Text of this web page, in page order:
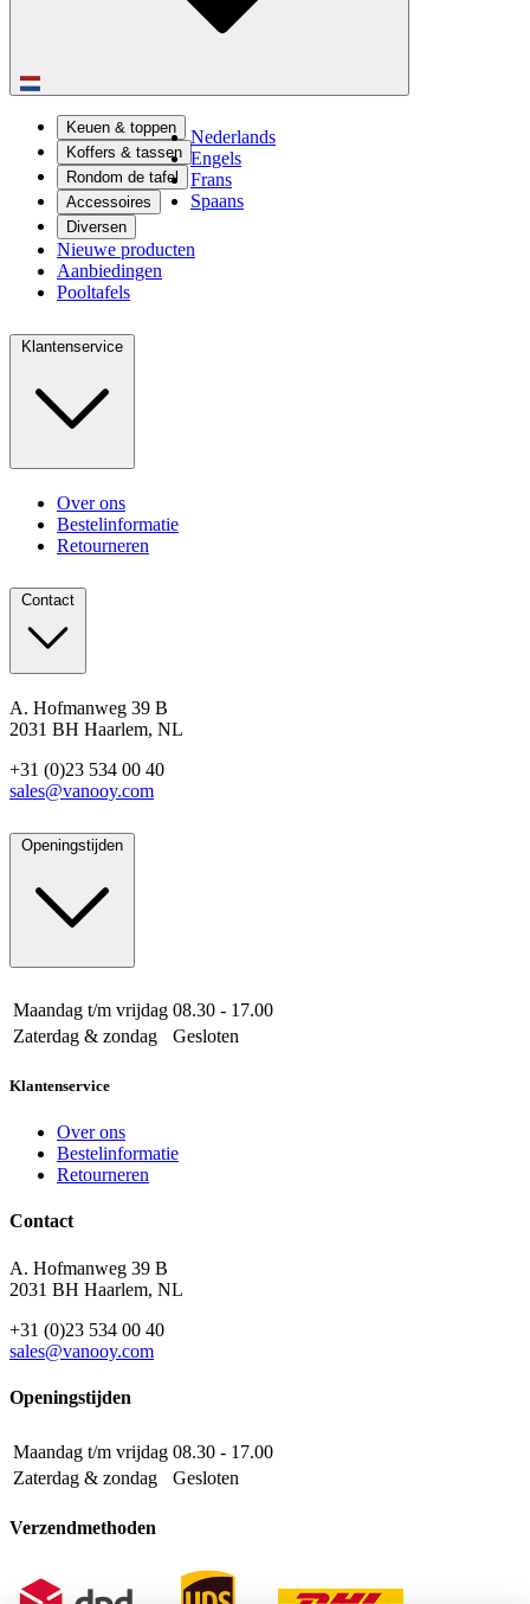
Nederlands
Engels
Frans
Spaans
Keuen & toppen
Koffers & tassen
Rondom de tafel
Accessoires
Diversen
Nieuwe producten
Aanbiedingen
Pooltafels
Klantenservice
Over ons
Bestelinformatie
Retourneren
Contact
A. Hofmanweg 39 B
2031 BH Haarlem, NL
+31 (0)23 534 00 40
sales@vanooy.com
Openingstijden
Maandag t/m vrijdag 08.30 - 17.00
Zaterdag & zondag
Gesloten
Klantenservice
Over ons
Bestelinformatie
Retourneren
Contact
A. Hofmanweg 39 B
2031 BH Haarlem, NL
+31 (0)23 534 00 40
sales@vanooy.com
Openingstijden
Maandag t/m vrijdag 08.30 - 17.00
Zaterdag & zondag
Gesloten
Verzendmethoden